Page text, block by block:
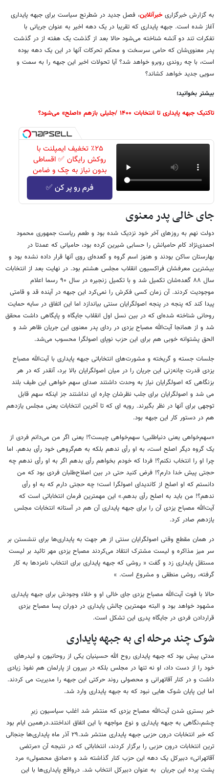
به گزارش خبرگزاریخبرآنلاین، فصل جدید در شطرنج سیاست برای جبهه پایداری
آغاز شده است. جبهه پایداری که تقریبا در یک دهه اخیر به عنوان جریانی با
تفکرات تند دو آتشه شناخته می‌شود حالا بعد از گذشت یک هفته از در گذشت
پدر معنوی‌شان که حامی سرسخت و محکم تحرکات آنها در این یک دهه بوده
است، با چه روندی روبرو خواهد شد؟ آیا تحولات اخیر این جبهه را به سمت و
سویی جدید خواهد کشاند؟
بیشتر بخوانید؛
تاکتیک جبهه پایداری تا انتخابات ۱۴۰۰ /جلیلی بازهم «اصلح» می‌شود؟
٪۲۵ تخفیف ایمپلنت با
روکش رایگان ✅ اقساطی
بدون نیاز به چک و ضامن
فرم رو پر کن ✅
جای خالی پدر معنوی
دولت نهم به روزهای آخر خود نزدیک شده بود و طعم ریاست جمهوری محمود
احمدی‌نژاد کام حامیانش را حسابی شیرین کرده بود، حامیانی که عمدتا در
بهارستان ساکن بودند و هنوز اسم گروه و گعده‌ای روی آنها قرار داده نشده بود و
بیشترین معرفشان فراکسیون انقلاب مجلس هشتم بود. در نهایت بعد از انتخابات
سال ۸۸ گعده‌شان تکمیل شد و با تکمیل زنجیره در سال ۹۰ رسما اعلام
موجودیت کردند. آن زمان کسی فکرش را نمی‌کرد این جبهه در آینده قد و قامتی
پیدا کند که پنجه در پنجه اصولگرایان سنتی بیاندازد اما این اتفاق در سایه حمایت
روحانی شناخته شده‌ای که در بین نسل اول انقلاب جایگاه و پایگاهی داشت محقق
شد و از همانجا آیت‌الله مصباح یزدی در ردای پدر معنوی این جریان ظاهر شد و
الحق پشتوانه خوبی هم برای این حزب نوپای اصولگرا محسوب می‌شد.
جلسات جسته و گریخته و مشورت‌های انتخاباتی جبهه پایداری با آیت‌الله مصباح
یزدی قدرت چانه‌زنی این جریان را در میان اصولگرایان بالا برد، آنقدر که در هر
بزنگاهی که اصولگرایان نیاز به وحدت داشتند صدای سهم خواهی این طیف بلند
می شد و اصولگرایان برای جلب نظرشان چاره ای نداشتند جز اینکه سهم قابل
توجهی برای آنها در نظر بگیرند. رویه ای که تا آخرین انتخابات یعنی مجلس یازدهم
هم در دستور کار این جبهه بود.
«سهم‌خواهی یعنی دنیاطلبی؛ سهم‌خواهی چیست؟! یعنی اگر من می‌دانم فردی از
یک گروه دیگر اصلح است، به او رأی ندهم بلکه به هم‌گروهی خود رأی بدهم. اما
چرا او را انتخاب نکنم؟! فردا که خودم بخواهم رأی بدهم اگر به او رأی ندهم چه
حجتی پیش خدا دارم؟! فرض کنید حتی در بین اصلاح‌طلبان فردی بود که من
دانستم که او اصلح از کاندیدای اصولگرا است؛ چه حجتی دارم که به او رأی
ندهم؟! من باید به اصلح رأی بدهم.» این مهمترین فرمان انتخاباتی است که
آیت‌الله مصباح یزدی آن را برای جبهه پایداری آن هم در آستانه انتخابات مجلس
یازدهم صادر کرد.
در همان مقطع وقتی اصولگرایان سنتی از هر جهت به پایداری‌ها برای ننشستن بر
سر میز مذاکره و لیست مشترک انتقاد می‌کردند مصباح یزدی مهر تائید بر لیست
مستقل پایداری زد و گفت « روشی که جبهه پایداری برای انتخاب نامزدها به کار
گرفته، روشی منطقی و مشروع است.
»
حالا با فوت آیت‌الله مصباح یزدی جای خالی او و خلاء وجودش برای جبهه پایداری
مشهود خواهد بود و البته مهمترین چالش پایداری در دوران پسا مصباح یزدی
قراردادن فردی در جایگاه پدری این تشکل است.
شوک چند مرحله ای به جبهه پایداری
مدتی پیش بود که جبهه پایداری روح الله حسینیان یکی از روحانیون و لیدرهای
خود را از دست داد، او نه تنها در مجلس بلکه در بیرون از پارلمان هم نفوذ زیادی
داشت و در کنار آقاتهرانی و محصولی روند حرکتی این جبهه را مدیریت می کردند.
اما این پایان شوک هایی نبود که به جبهه پایداری وارد شد.
خبر بستری شدن آیت‌الله مصباح یزدی که منتشر شد اغلب سیاسیون زیرِ
چشم،نگاهی به جبهه پایداری و نوع مواجهه با این اتفاق انداختند.درهمین ایام بود
که خبر انتخابات درون حزبی جبهه پایداری منتشر شد.۲۹ آذر ماه
پایداری‌ها جنجالی
‌ترین انتخابات درون حزبی را برگزار کردند، انتخاباتی که در نتیجه آن «مرتضی
آقاتهرانی» دبیرکل یک دهه این حزب کنار گذاشته شد و «صادق محصولی» مرد
پشت پرده این جریان به عنوان دبیرکل انتخاب شد. درواقع پایداری‌ها با این